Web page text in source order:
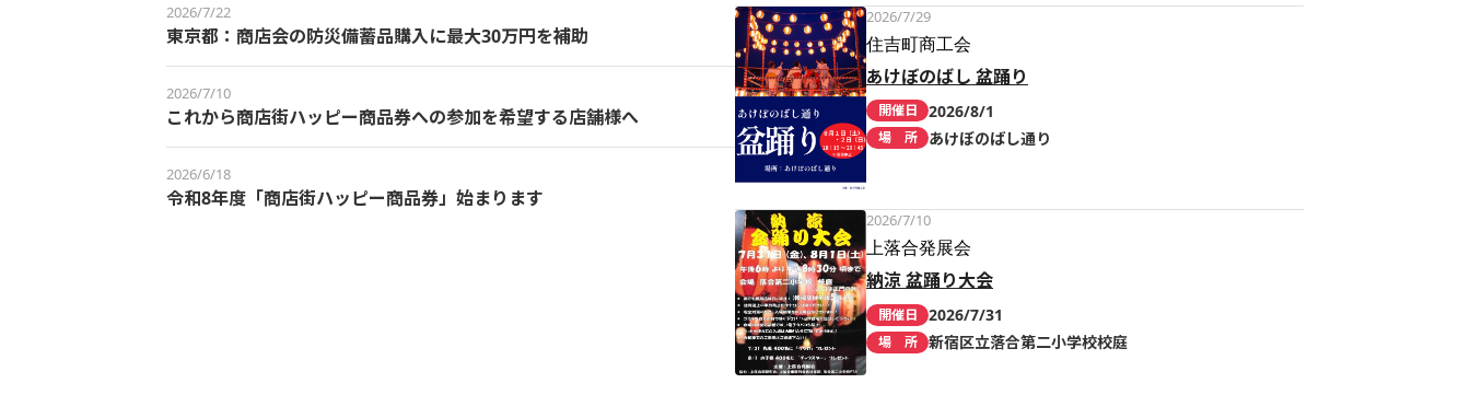
2026/7/22
東京都：商店会の防災備蓄品購入に最大30万円を補助
2026/7/10
これから商店街ハッピー商品券への参加を希望する店舗様へ
2026/6/18
令和8年度「商店街ハッピー商品券」始まります
2026/7/29
住吉町商工会
あけぼのばし 盆踊り
開催日 2026/8/1
場 所 あけぼのばし通り
2026/7/10
上落合発展会
納涼 盆踊り大会
開催日 2026/7/31
場 所 新宿区立落合第二小学校校庭